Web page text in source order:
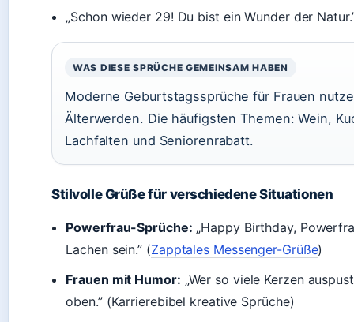
„Schon wieder 29! Du bist ein Wunder der
WAS DIESE SPRÜCHE GEMEINSAM HABEN
Moderne Geburtstagssprüche für Frauen
Älterwerden. Die häufigsten Themen: Wein,
Lachfalten und Seniorenrabatt.
Stilvolle Grüße für verschiedene Situationen
Powerfrau-Sprüche: „Happy Birthday,
Lachen sein.” (Zapptales Messenger-Grüße)
Frauen mit Humor: „Wer so viele Kerzen
oben.” (Karrierebibel kreative Sprüche)